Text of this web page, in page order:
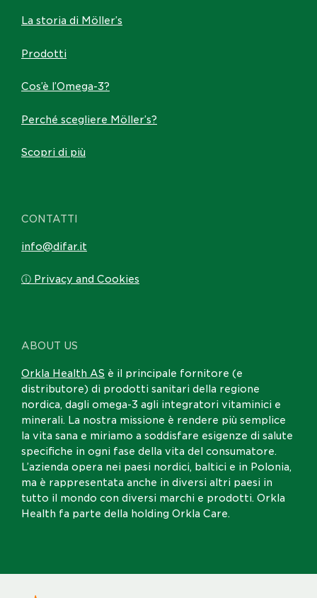
ABOUT US
Orkla Health AS è il principale fornitore (e
distributore) di prodotti sanitari della regione
nordica, dagli omega-3 agli integratori vitaminici e
minerali. La nostra missione è rendere più semplice
la vita sana e miriamo a soddisfare esigenze di salute
specifiche in ogni fase della vita del consumatore.
L’azienda opera nei paesi nordici, baltici e in Polonia,
ma è rappresentata anche in diversi altri paesi in
tutto il mondo con diversi marchi e prodotti. Orkla
Health fa parte della holding Orkla Care.
La storia di Möller’s
Prodotti
Cos’è l’Omega-3?
Perché scegliere Möller’s?
Scopri di più
CONTATTI
info@difar.it
ⓘ Privacy and Cookies